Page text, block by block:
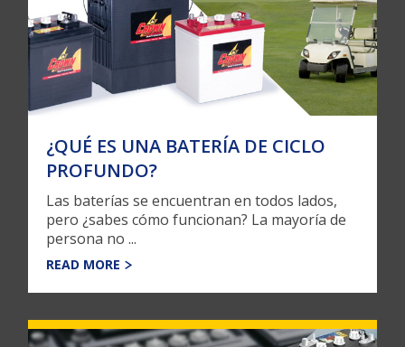
¿QUÉ ES UNA BATERÍA DE CICLO
PROFUNDO?
Las baterías se encuentran en todos lados,
pero ¿sabes cómo funcionan? La mayoría de
persona no ...
READ MORE